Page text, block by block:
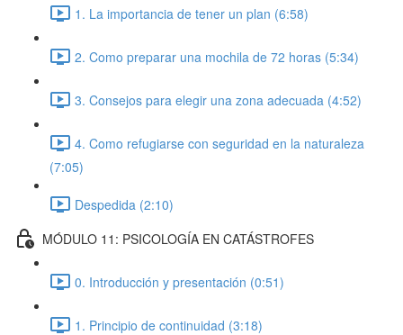
1. La importancia de tener un plan (6:58)
2. Como preparar una mochila de 72 horas (5:34)
3. Consejos para elegir una zona adecuada (4:52)
4. Como refugiarse con seguridad en la naturaleza
(7:05)
Despedida (2:10)
MÓDULO 11: PSICOLOGÍA EN CATÁSTROFES
0. Introducción y presentación (0:51)
1. Principio de continuidad (3:18)